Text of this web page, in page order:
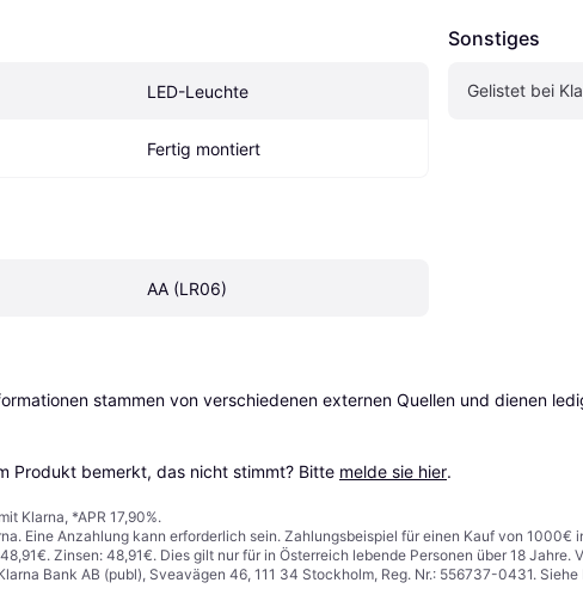
LED-Leuchte
Fertig montiert
AA (LR06)
Sonstiges
Gelistet bei
stammen von verschiedenen externen Quellen und dienen
Produkt bemerkt, das nicht stimmt? Bitte melde sie hier.
Klarna, *APR 17,90%.
Eine Anzahlung kann erforderlich sein. Zahlungsbeispiel für einen Kauf von
Zinsen: 48,91€. Dies gilt nur für in Österreich lebende Personen über 18
Bank AB (publ), Sveavägen 46, 111 34 Stockholm, Reg. Nr.: 556737-0431.